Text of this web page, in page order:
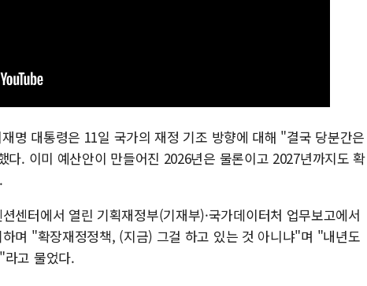
명 대통령은 11일 국가의 재정 기조 방향에 대해 "결국 당분간은
. 이미 예산안이 만들어진 2026년은 물론이고 2027년까지도 확
센터에서 열린 기획재정부(기재부)·국가데이터처 업무보고에서
며 "확장재정정책, (지금) 그걸 하고 있는 것 아니냐"며 "내년도
고 물었다.